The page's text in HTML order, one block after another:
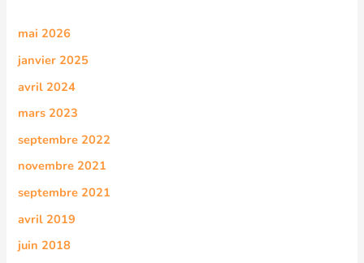
mai 2026
janvier 2025
avril 2024
mars 2023
septembre 2022
novembre 2021
septembre 2021
avril 2019
juin 2018